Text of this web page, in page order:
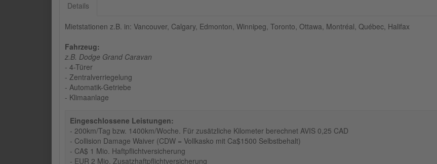
Details
Mietstationen z.B. in: Vancouver, Calgary, Edmonton, Winnipeg, Toronto, Ottawa, Montréal, Québec, Halifax
Fahrzeug:
z.B. Dodge Grand Caravan
- 4-Türer
- Zentralverriegelung
- Automatik-Getriebe
- Klimaanlage
Eingeschlossene Leistungen:
- 200km/Tag bzw. 1400km/Woche. Für zusätzliche Kilometer berechnet AVIS 0,25 CAD
- Collision Damage Waiver (CDW = Vollkasko mit Ca$1500 Selbstbehalt)
- CA$ 1 Mio. Haftpflichtversicherung
- EUR 2 Mio. Zusatzhaftpflichtversicherung